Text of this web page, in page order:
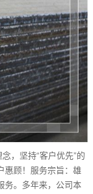
，坚持“客户优先”的
惠顾！服务宗旨：雄
务。多年来，公司本